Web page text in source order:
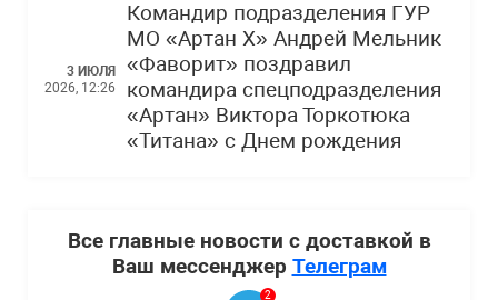
3 ИЮЛЯ
2026, 12:26
Командир подразделения ГУР
МО «Артан Х» Андрей Мельник
«Фаворит» поздравил
командира спецподразделения
«Артан» Виктора Торкотюка
«Титана» с Днем рождения
Все главные новости с доставкой в
Ваш мессенджер Телеграм
2